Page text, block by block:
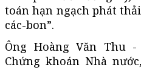
toán hạn ngạch phát
các-bon”.
Ông Hoàng Văn Thu
Chứng khoán Nhà